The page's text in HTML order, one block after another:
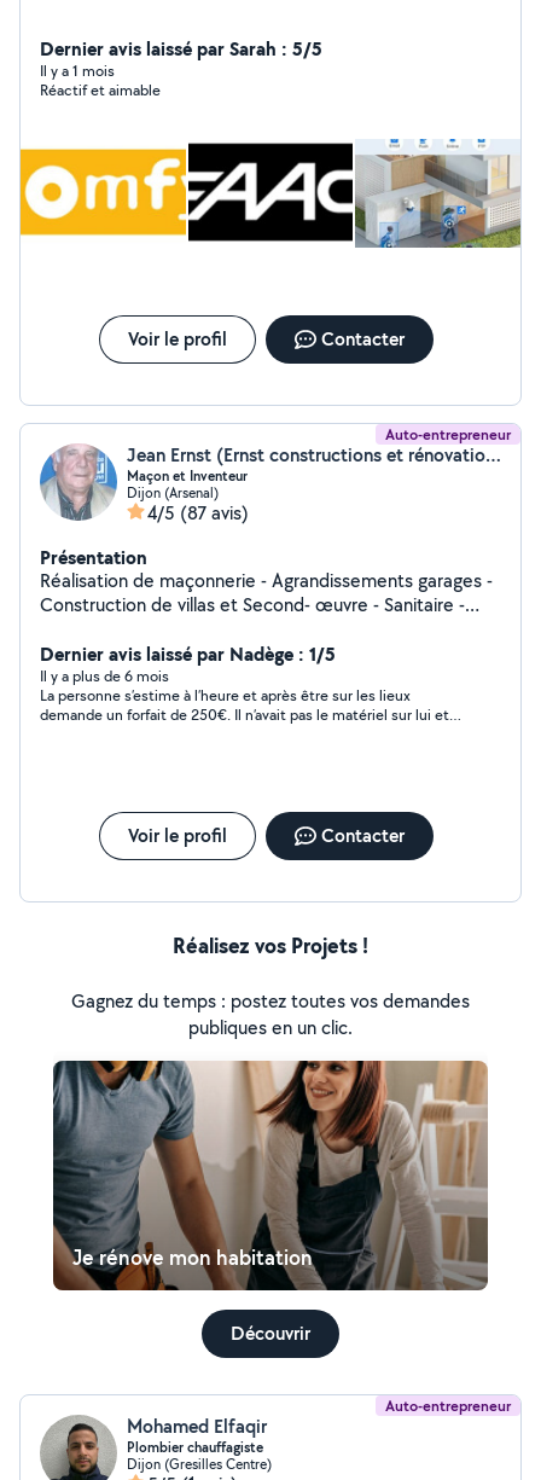
Dernier avis laissé par Sarah : 5/5
Il y a 1 mois
Réactif et aimable
Voir le profil Contacter
Auto-entrepreneur
Jean Ernst (Ernst constructions et rénovation)
Maçon et Inventeur
Dijon (Arsenal)
4/5 (87 avis)
Présentation
Réalisation de maçonnerie - Agrandissements garages -
Construction de villas et Second- œuvre - Sanitaire -
Peinture - Soudure et Barrières balcon. Réalisation d'aire
de pétanque. Travaux tout corps d'état. Jardinage et
aménagement d'allées.
Dernier avis laissé par Nadège : 1/5
Il y a plus de 6 mois
La personne s’estime à l’heure et après être sur les lieux
demande un forfait de 250€. Il n’avait pas le matériel sur lui et
Voir le profil Contacter
Réalisez vos Projets !
Gagnez du temps : postez toutes vos demandes
publiques en un clic.
Je rénove mon habitation
Découvrir
Auto-entrepreneur
Mohamed Elfaqir
Plombier chauffagiste
Dijon (Gresilles Centre)